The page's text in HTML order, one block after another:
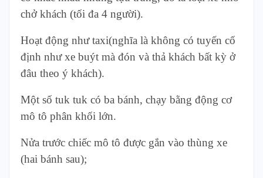
chở khách (tối đa 4 người).
Hoạt động như taxi(nghĩa là không có tuyến cố
định như xe buýt mà đón và thả khách bất kỳ ở
đâu theo ý khách).
Một số tuk tuk có ba bánh, chạy bằng động cơ
mô tô phân khối lớn.
Nửa trước chiếc mô tô được gắn vào thùng xe
(hai bánh sau);